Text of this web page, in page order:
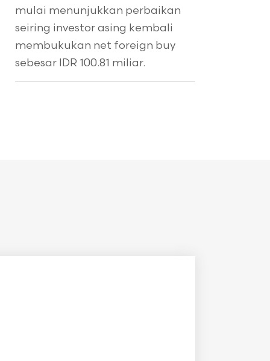
mulai menunjukkan perbaikan
seiring investor asing kembali
membukukan net foreign buy
sebesar IDR 100.81 miliar.